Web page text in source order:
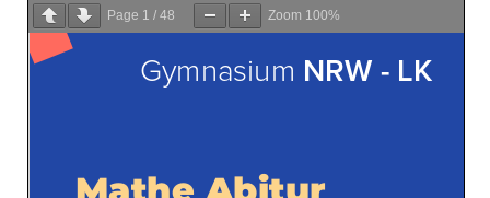
Page 1 / 48 Zoom 100%